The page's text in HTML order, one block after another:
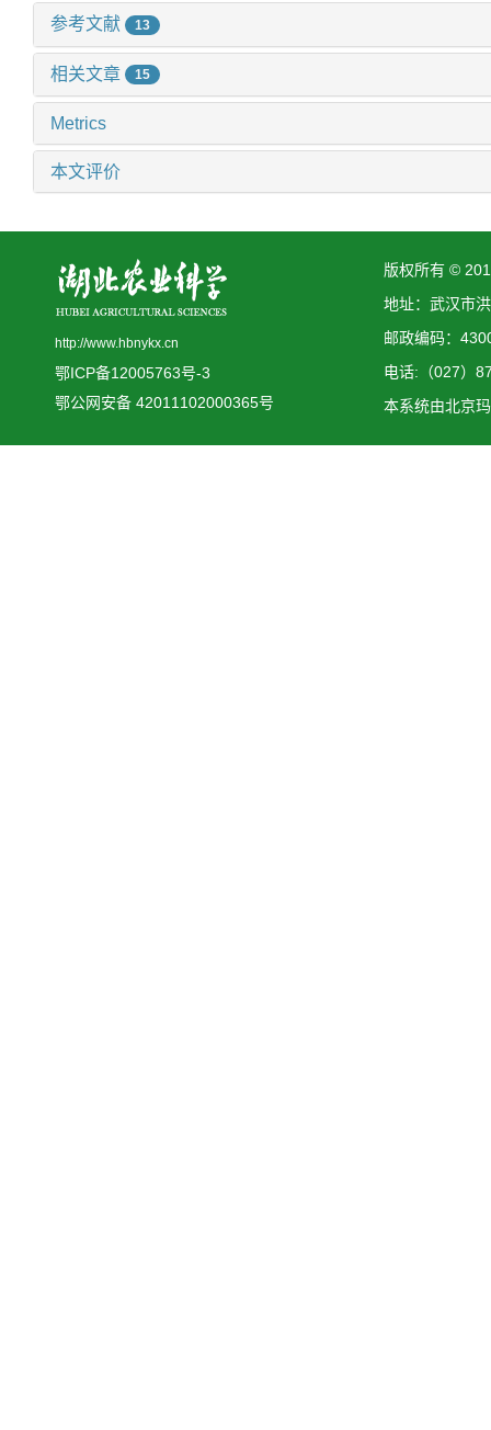
参考文献 13
相关文章 15
Metrics
本文评价
http://www.hbnykx.cn
鄂ICP备12005763号-3
鄂公网安备 42011102000365号
版权所有 ©
地址：武汉市
邮政编码：
电话:（027）
本系统由北京